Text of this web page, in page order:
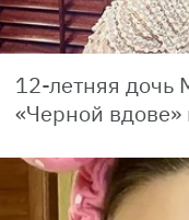
12-летняя дочь
«Черной